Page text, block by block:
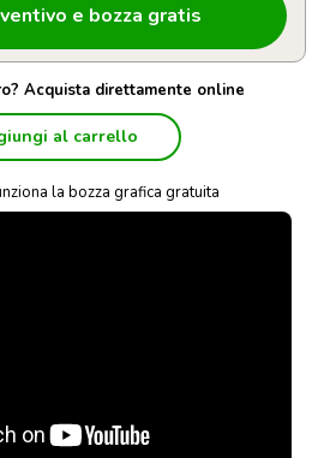
Acquista direttamente online
al carrello
la bozza grafica gratuita